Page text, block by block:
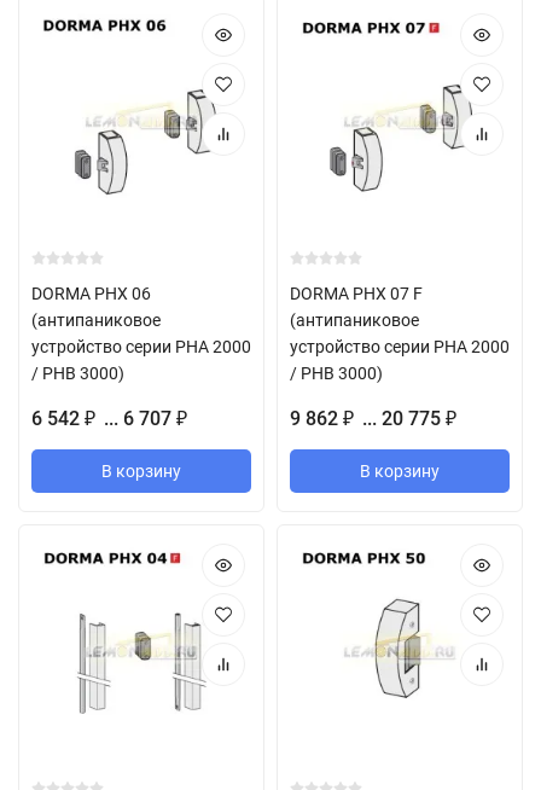
DORMA PHX 06
(антипаниковое
устройство серии PHA 2000
/ PHB 3000)
6 542 ₽ ... 6 707 ₽
В корзину
DORMA PHX 07 F
(антипаниковое
устройство серии PHA 2000
/ PHB 3000)
9 862 ₽ ... 20 775 ₽
В корзину